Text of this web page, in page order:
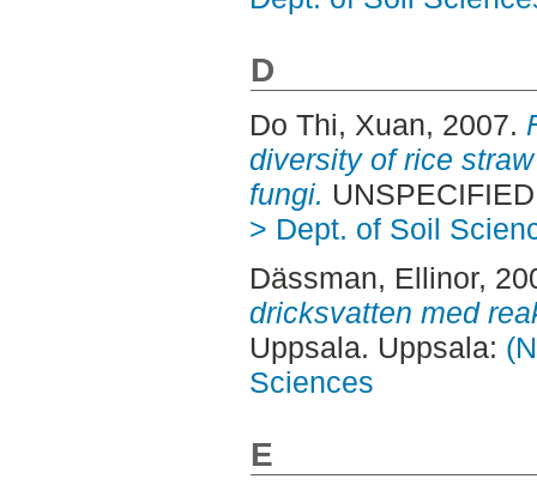
D
Do Thi, Xuan, 2007.
diversity of rice
fungi.
> Dept. of Soil
Dässman, Ellinor,
dricksvatten med
Uppsala. Uppsala:
Sciences
E